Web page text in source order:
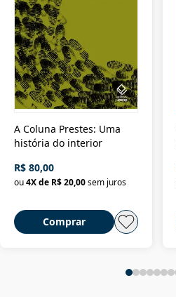
A Coluna Prestes: Uma
história do interior
R$ 80,00
ou4X de R$ 20,00sem juros
Comprar